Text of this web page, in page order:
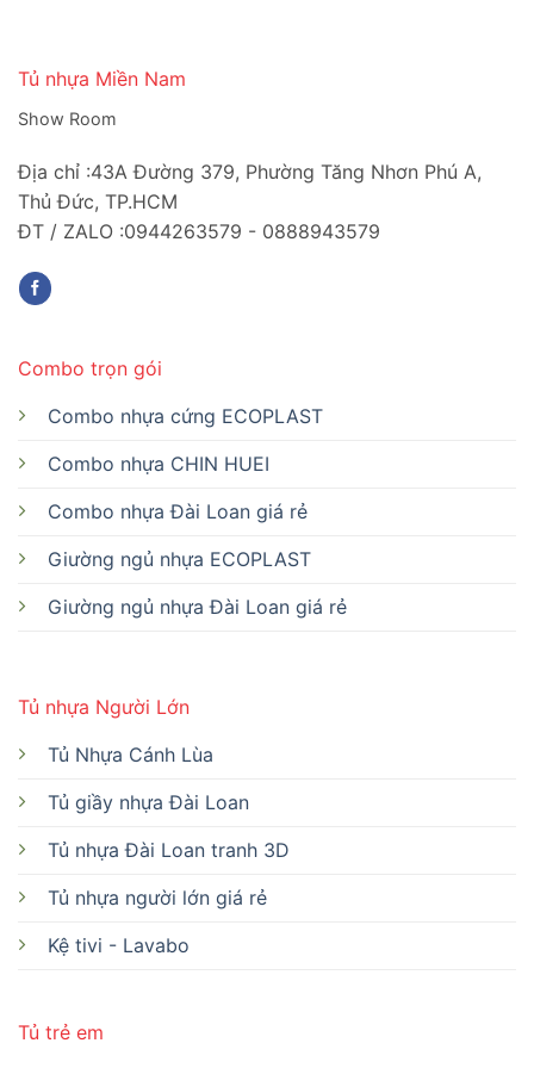
Tủ nhựa Miền Nam
Show Room
Địa chỉ :43A Đường 379, Phường Tăng Nhơn Phú A,
Thủ Đức, TP.HCM
ĐT / ZALO :0944263579 - 0888943579
Tủ nhựa Người Lớn
Tủ Nhựa Cánh Lùa
Tủ giầy nhựa Đài Loan
Tủ nhựa Đài Loan tranh 3D
Tủ nhựa người lớn giá rẻ
Kệ tivi - Lavabo
Tủ trẻ em
Combo trọn gói
Combo nhựa cứng ECOPLAST
Combo nhựa CHIN HUEI
Combo nhựa Đài Loan giá rẻ
Giường ngủ nhựa ECOPLAST
Giường ngủ nhựa Đài Loan giá rẻ